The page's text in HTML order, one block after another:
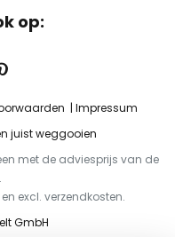
op:
Impressum
juist weggooien
met de adviesprijs van de
excl. verzendkosten.
GmbH